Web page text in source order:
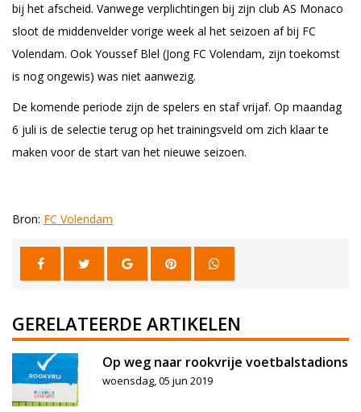
bij het afscheid. Vanwege verplichtingen bij zijn club AS Monaco
sloot de middenvelder vorige week al het seizoen af bij FC
Volendam. Ook Youssef Blel (Jong FC Volendam, zijn toekomst
is nog ongewis) was niet aanwezig.
De komende periode zijn de spelers en staf vrijaf. Op maandag
6 juli is de selectie terug op het trainingsveld om zich klaar te
maken voor de start van het nieuwe seizoen.
Bron: FC Volendam
GERELATEERDE ARTIKELEN
Op weg naar rookvrije voetbalstadions
woensdag, 05 jun 2019